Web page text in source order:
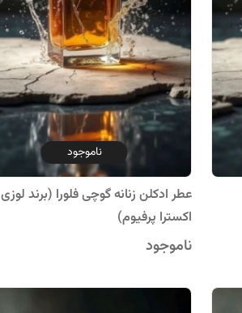
ناموجود
عطر ادکلن زنانه گوچی فلورا (برند لوزی
اکسترا پرفیوم)
ناموجود